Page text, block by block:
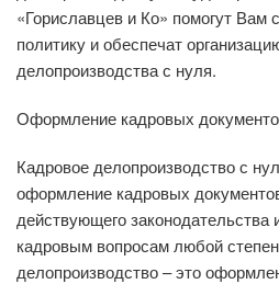
«Гориславцев и Ко» помогут Вам
политику и обеспечат
делопроизводства с нуля.
Оформление кадровых
Кадровое делопроизводство с
оформление кадровых
действующего законодательства
кадровым вопросам любой
делопроизводство – это